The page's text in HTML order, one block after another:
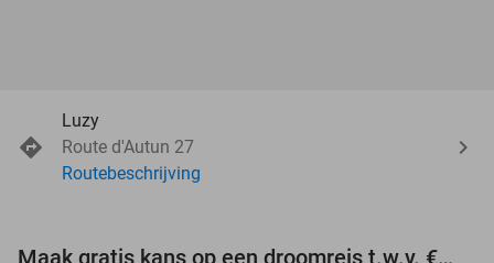
Luzy
Route d'Autun 27
Routebeschrijving
Maak gratis kans op een droomreis t.w.v. €3.000!